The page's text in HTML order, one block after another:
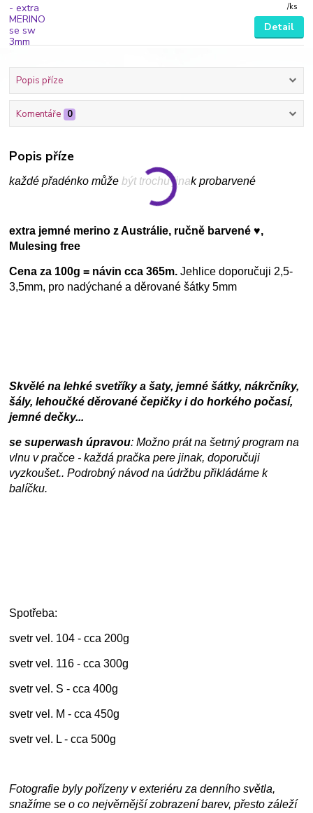
/ks
Detail
Popis příze
Komentáře 0
Popis příze
každé přadénko může být trochu jinak probarvené
extra jemné merino z Austrálie, ručně barvené ♥,
Mulesing free
Cena za 100g = návin cca 365m. Jehlice doporučuji 2,5-
3,5mm, pro nadýchané a děrované šátky 5mm
Skvělé na lehké svetříky a šaty, jemné šátky, nákrčníky,
šály, lehoučké děrované čepičky i do horkého počasí,
jemné dečky...
se superwash úpravou: Možno prát na šetrný program na
vlnu v pračce - každá pračka pere jinak, doporučuji
vyzkoušet.. Podrobný návod na údržbu přikládáme k
balíčku.
Spotřeba:
svetr vel. 104 - cca 200g
svetr vel. 116 - cca 300g
svetr vel. S - cca 400g
svetr vel. M - cca 450g
svetr vel. L - cca 500g
Fotografie byly pořízeny v exteriéru za denního světla,
snažíme se o co nejvěrnější zobrazení barev, přesto záleží